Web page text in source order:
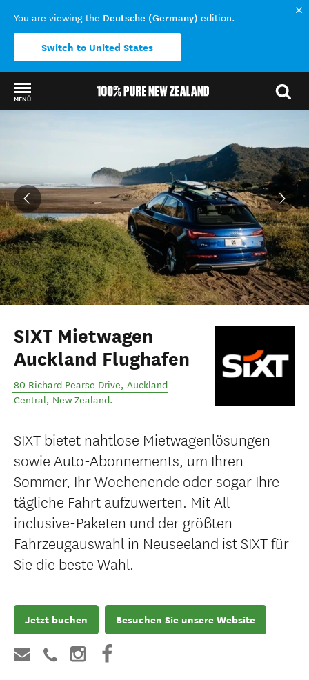
You are viewing the Deutsche (Germany) edition.
Switch to United States
MENÜ
SIXT Mietwagen
Auckland Flughafen
80 Richard Pearse Drive, Auckland
Central, New Zealand.
SIXT bietet nahtlose Mietwagenlösungen
sowie Auto-Abonnements, um Ihren
Sommer, Ihr Wochenende oder sogar Ihre
tägliche Fahrt aufzuwerten. Mit All-
inclusive-Paketen und der größten
Fahrzeugauswahl in Neuseeland ist SIXT für
Sie die beste Wahl.
Jetzt buchen Besuchen Sie unsere Website